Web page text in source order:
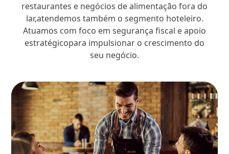
restaurantes e negócios de alimentação fora do
lar,atendemos também o segmento hoteleiro.
Atuamos com foco em segurança fiscal e apoio
estratégicopara impulsionar o crescimento do
seu negócio.